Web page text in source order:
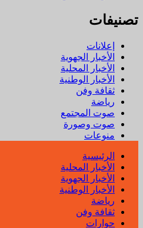
تصنيفات
إعلانات
الأخبار الجهوية
الأخبار المحلية
الأخبار الوطنية
ثقافة وفن
رياضة
صوت المجتمع
صوت وصورة
منوعات
القائمة
الأولية
الرئيسية
الأخبار المحلية
الأخبار الجهوية
الأخبار الوطنية
رياضة
ثقافة وفن
حوارات